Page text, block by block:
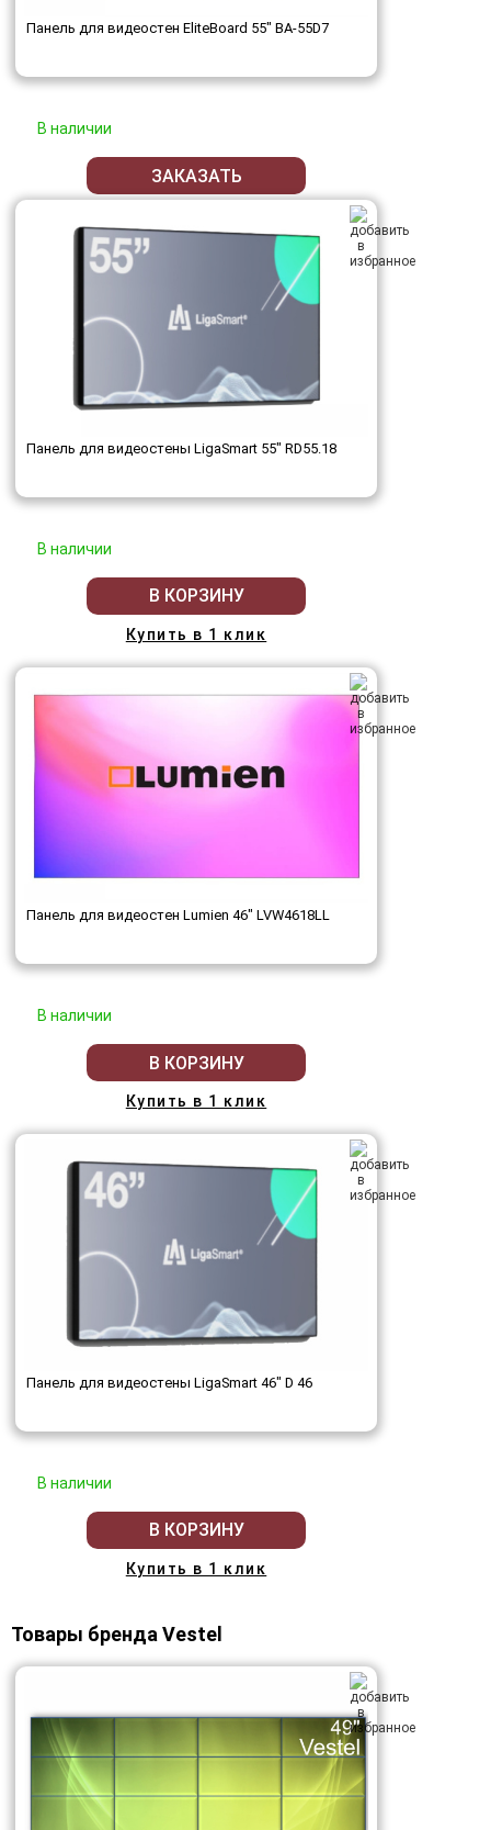
Панель для видеостен EliteBoard 55" BA-55D7
В наличии
ЗАКАЗАТЬ
Панель для видеостены LigaSmart 55" RD55.18
В наличии
В КОРЗИНУ
Купить в 1 клик
Панель для видеостен Lumien 46" LVW4618LL
В наличии
В КОРЗИНУ
Купить в 1 клик
Панель для видеостены LigaSmart 46" D 46
В наличии
В КОРЗИНУ
Купить в 1 клик
Товары бренда Vestel